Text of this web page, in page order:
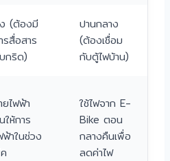
(ต้องมี
รสื่อสาร
กริด)
ปานกลาง
(ต้องเชื่อม
กับตู้ไฟบ้าน)
ยไฟฟ้า
ให้การ
ฟ้าในช่วง
ใช้ไฟจาก E-
Bike ตอน
กลางคืนเพื่อ
ลดค่าไฟ